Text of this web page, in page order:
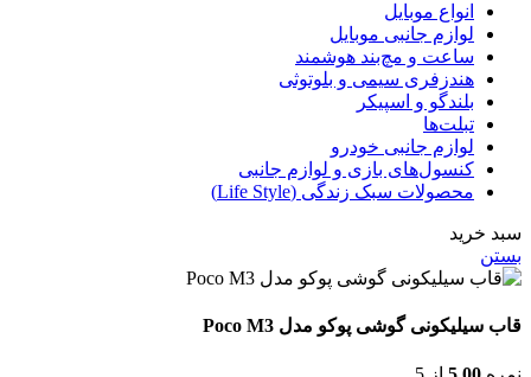
انواع موبایل
لوازم جانبی موبایل
ساعت و مچ‌بند هوشمند
هندزفری سیمی و بلوتوثی
بلندگو و اسپیکر
تبلت‌ها
لوازم جانبی خودرو
کنسول‌های بازی و لوازم جانبی
محصولات سبک زندگی (Life Style)
سبد خرید
بستن
قاب سیلیکونی گوشی پوکو مدل Poco M3